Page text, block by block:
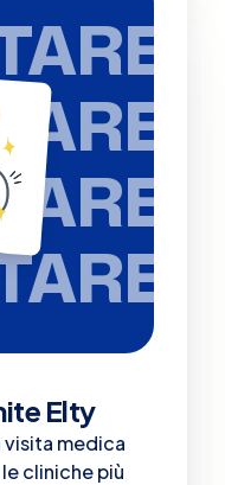
Elty
visita medica
cliniche più